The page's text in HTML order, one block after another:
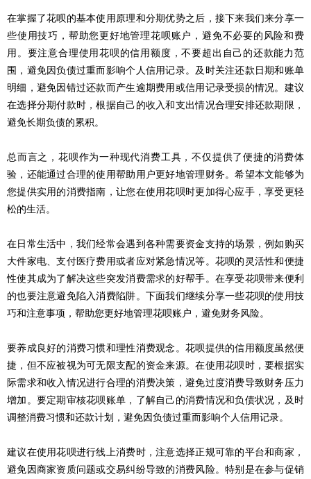
在掌握了花呗的基本使用原理和分期优势之后，接下来我们来分享一
些使用技巧，帮助您更好地管理花呗账户，避免不必要的风险和费
用。要注意合理使用花呗的信用额度，不要超出自己的还款能力范
围，避免因负债过重而影响个人信用记录。及时关注还款日期和账单
明细，避免因错过还款而产生逾期费用或信用记录受损的情况。建议
在选择分期付款时，根据自己的收入和支出情况合理安排还款期限，
避免长期负债的累积。
总而言之，花呗作为一种现代消费工具，不仅提供了便捷的消费体
验，还能通过合理的使用帮助用户更好地管理财务。希望本文能够为
您提供实用的消费指南，让您在使用花呗时更加得心应手，享受更轻
松的生活。
在日常生活中，我们经常会遇到各种需要资金支持的场景，例如购买
大件家电、支付医疗费用或者应对紧急情况等。花呗的灵活性和便捷
性使其成为了解决这些突发消费需求的好帮手。在享受花呗带来便利
的也要注意避免陷入消费陷阱。下面我们继续分享一些花呗的使用技
巧和注意事项，帮助您更好地管理花呗账户，避免财务风险。
要养成良好的消费习惯和理性消费观念。花呗提供的信用额度虽然便
捷，但不应被视为可无限支配的资金来源。在使用花呗时，要根据实
际需求和收入情况进行合理的消费决策，避免过度消费导致财务压力
增加。要定期审核花呗账单，了解自己的消费情况和负债状况，及时
调整消费习惯和还款计划，避免因负债过重而影响个人信用记录。
建议在使用花呗进行线上消费时，注意选择正规可靠的平台和商家，
避免因商家资质问题或交易纠纷导致的消费风险。特别是在参与促销